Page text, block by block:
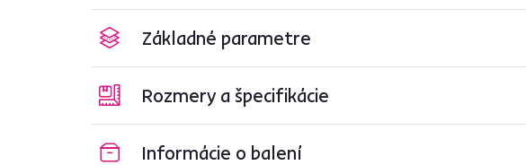
Základné parametre
Rozmery a špecifikácie
Informácie o balení